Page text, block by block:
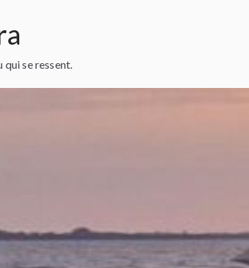
qui se ressent.